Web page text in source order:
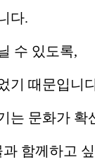
다.
수 있도록,
기 때문입니
는 문화가 확
함께하고